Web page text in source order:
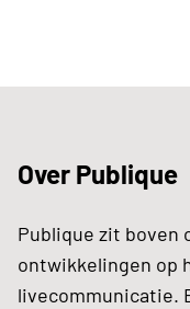
Over Publique
Publique zit boven
ontwikkelingen op
livecommunicatie.